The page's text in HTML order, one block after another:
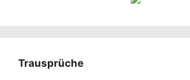
Trausprüche